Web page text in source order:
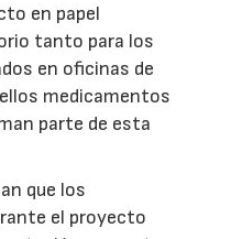
en papel
tanto para los
en oficinas de
medicamentos
parte de esta
que los
el proyecto